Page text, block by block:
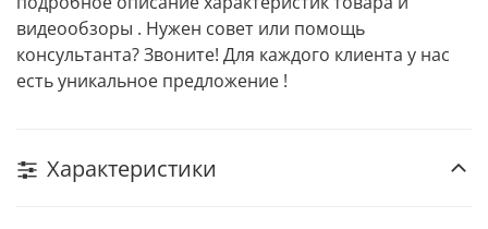
видеообзоры . Нужен совет или помощь
консультанта? Звоните! Для каждого клиента у нас
есть уникальное предложение !
Характеристики